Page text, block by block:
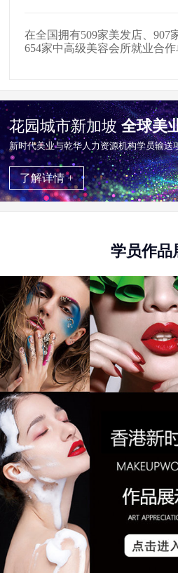
户外写生\登山\下海\参观剧组
掌握更多实用技能。
花园城市新加坡全球美
新时代美业与乾华⼈⼒资源机构学员输送
了解详情 +
学员作品